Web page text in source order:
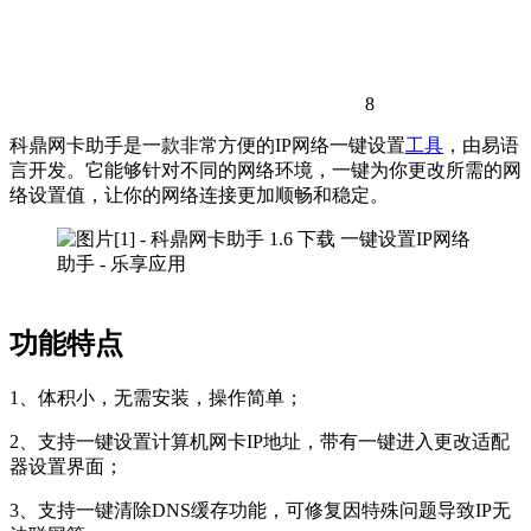
8
科鼎网卡助手是一款非常方便的IP网络一键设置工具 ，由易语
言开发。它能够针对不同的网络环境，一键为你更改所需的网
络设置值，让你的网络连接更加顺畅和稳定。
功能特点
1、体积小，无需安装，操作简单；
2、支持一键设置计算机网卡IP地址，带有一键进入更改适配
器设置界面；
3、支持一键清除DNS缓存功能，可修复因特殊问题导致IP无